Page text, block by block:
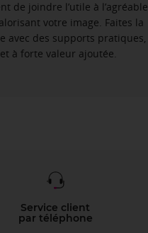
de joindre l’utile à l’agréable
votre image. Faites la
avec des supports pratiques,
à forte valeur ajoutée.
Service client
par téléphone